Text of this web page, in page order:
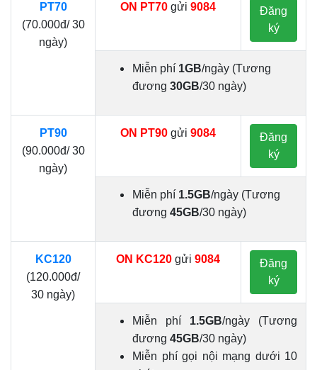
PT70
(70.000đ/ 30
ngày)
ON PT70 gửi 9084
Đăng
ký
Miễn phí 1GB/ngày (Tương
đương 30GB/30 ngày)
PT90
(90.000đ/ 30
ngày)
ON PT90 gửi 9084
Đăng
ký
Miễn phí 1.5GB/ngày (Tương
đương 45GB/30 ngày)
KC120
(120.000đ/
30 ngày)
ON KC120 gửi 9084
Đăng
ký
Miễn phí 1.5GB/ngày (Tương
đương 45GB/30 ngày)
Miễn phí gọi nội mạng dưới 10